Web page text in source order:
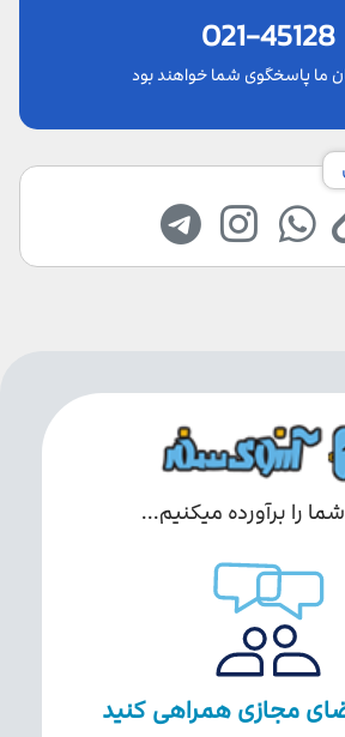
021-45128
ما پاسخگوی شما خواهند بود
را برآورده میکنیم...
مجازی همراهی کنید